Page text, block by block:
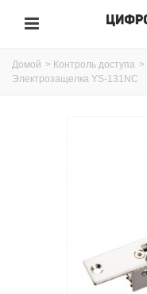
Домой > Контроль доступа >
Электрозащелка YS-131NC